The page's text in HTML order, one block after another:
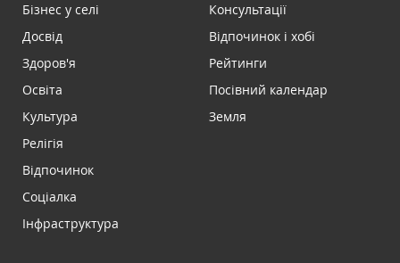
Бізнес у селі
Досвід
Здоров'я
Освіта
Культура
Релігія
Відпочинок
Соціалка
Інфраструктура
Консультації
Відпочинок і хобі
Рейтинги
Посівний календар
Земля